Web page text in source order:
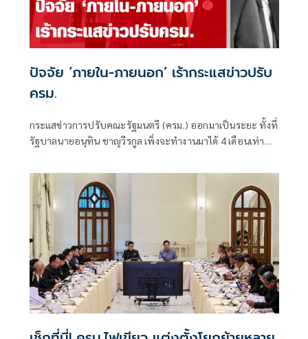
ปัจจัย ‘ภายใน-ภายนอก’ เร้ากระแสข่าวปรับ
ครม.
กระแสข่าวการปรับคณะรัฐมนตรี (ครม.) ออกมาเป็นระยะ ทั้งที่
รัฐบาลนายอนุทิน ชาญวีรกูล เพิ่งจะทำงานมาได้ 4 เดือนเท่านั้น
อย่างเร็วที่สุดจะปรับกันทุก 6 เดือน หรือครึ่งปี